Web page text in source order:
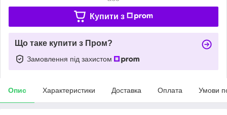
Купити з
Що таке купити з Пром?
Замовлення під захистом
Опис Характеристики Доставка Оплата Умови